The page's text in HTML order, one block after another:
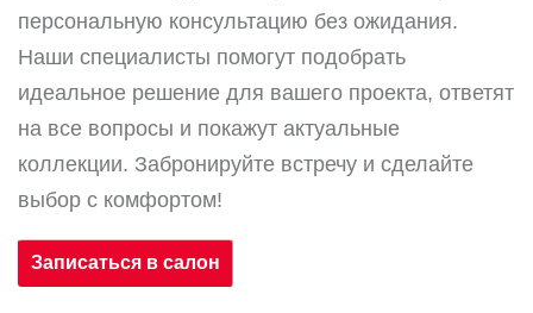
персональную консультацию без ожидания.
Наши специалисты помогут подобрать
идеальное решение для вашего проекта, ответят
на все вопросы и покажут актуальные
коллекции. Забронируйте встречу и сделайте
выбор с комфортом!
Записаться в салон